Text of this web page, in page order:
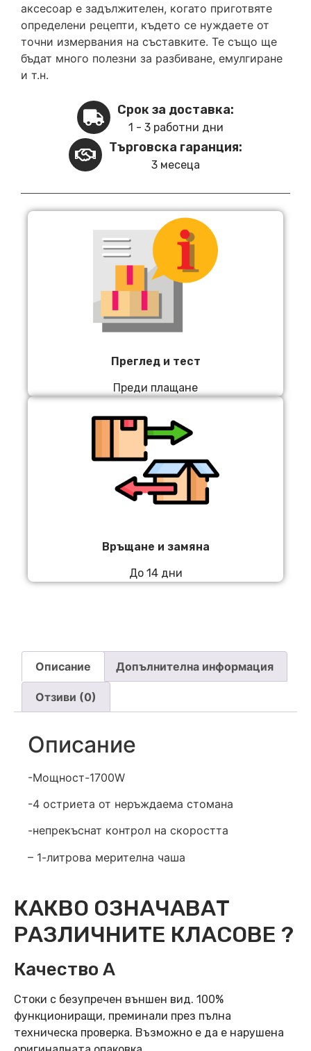
аксесоар е задължителен, когато приготвяте
определени рецепти, където се нуждаете от
точни измервания на съставките. Те също ще
бъдат много полезни за разбиване, емулгиране
и т.н.
Срок за доставка:
1 - 3 работни дни
Търговска гаранция:
3 месеца
Преглед и тест
Преди плащане
Връщане и замяна
До 14 дни
Описание Допълнителна информация
Отзиви (0)
Описание
-Мощност-1700W
-4 остриета от неръждаема стомана
-непрекъснат контрол на скоростта
– 1-литрова мерителна чаша
КАКВО ОЗНАЧАВАТ
РАЗЛИЧНИТЕ КЛАСОВЕ ?
Качество А
Стоки с безупречен външен вид. 100%
функциониращи, преминали през пълна
техническа проверка. Възможно е да е нарушена